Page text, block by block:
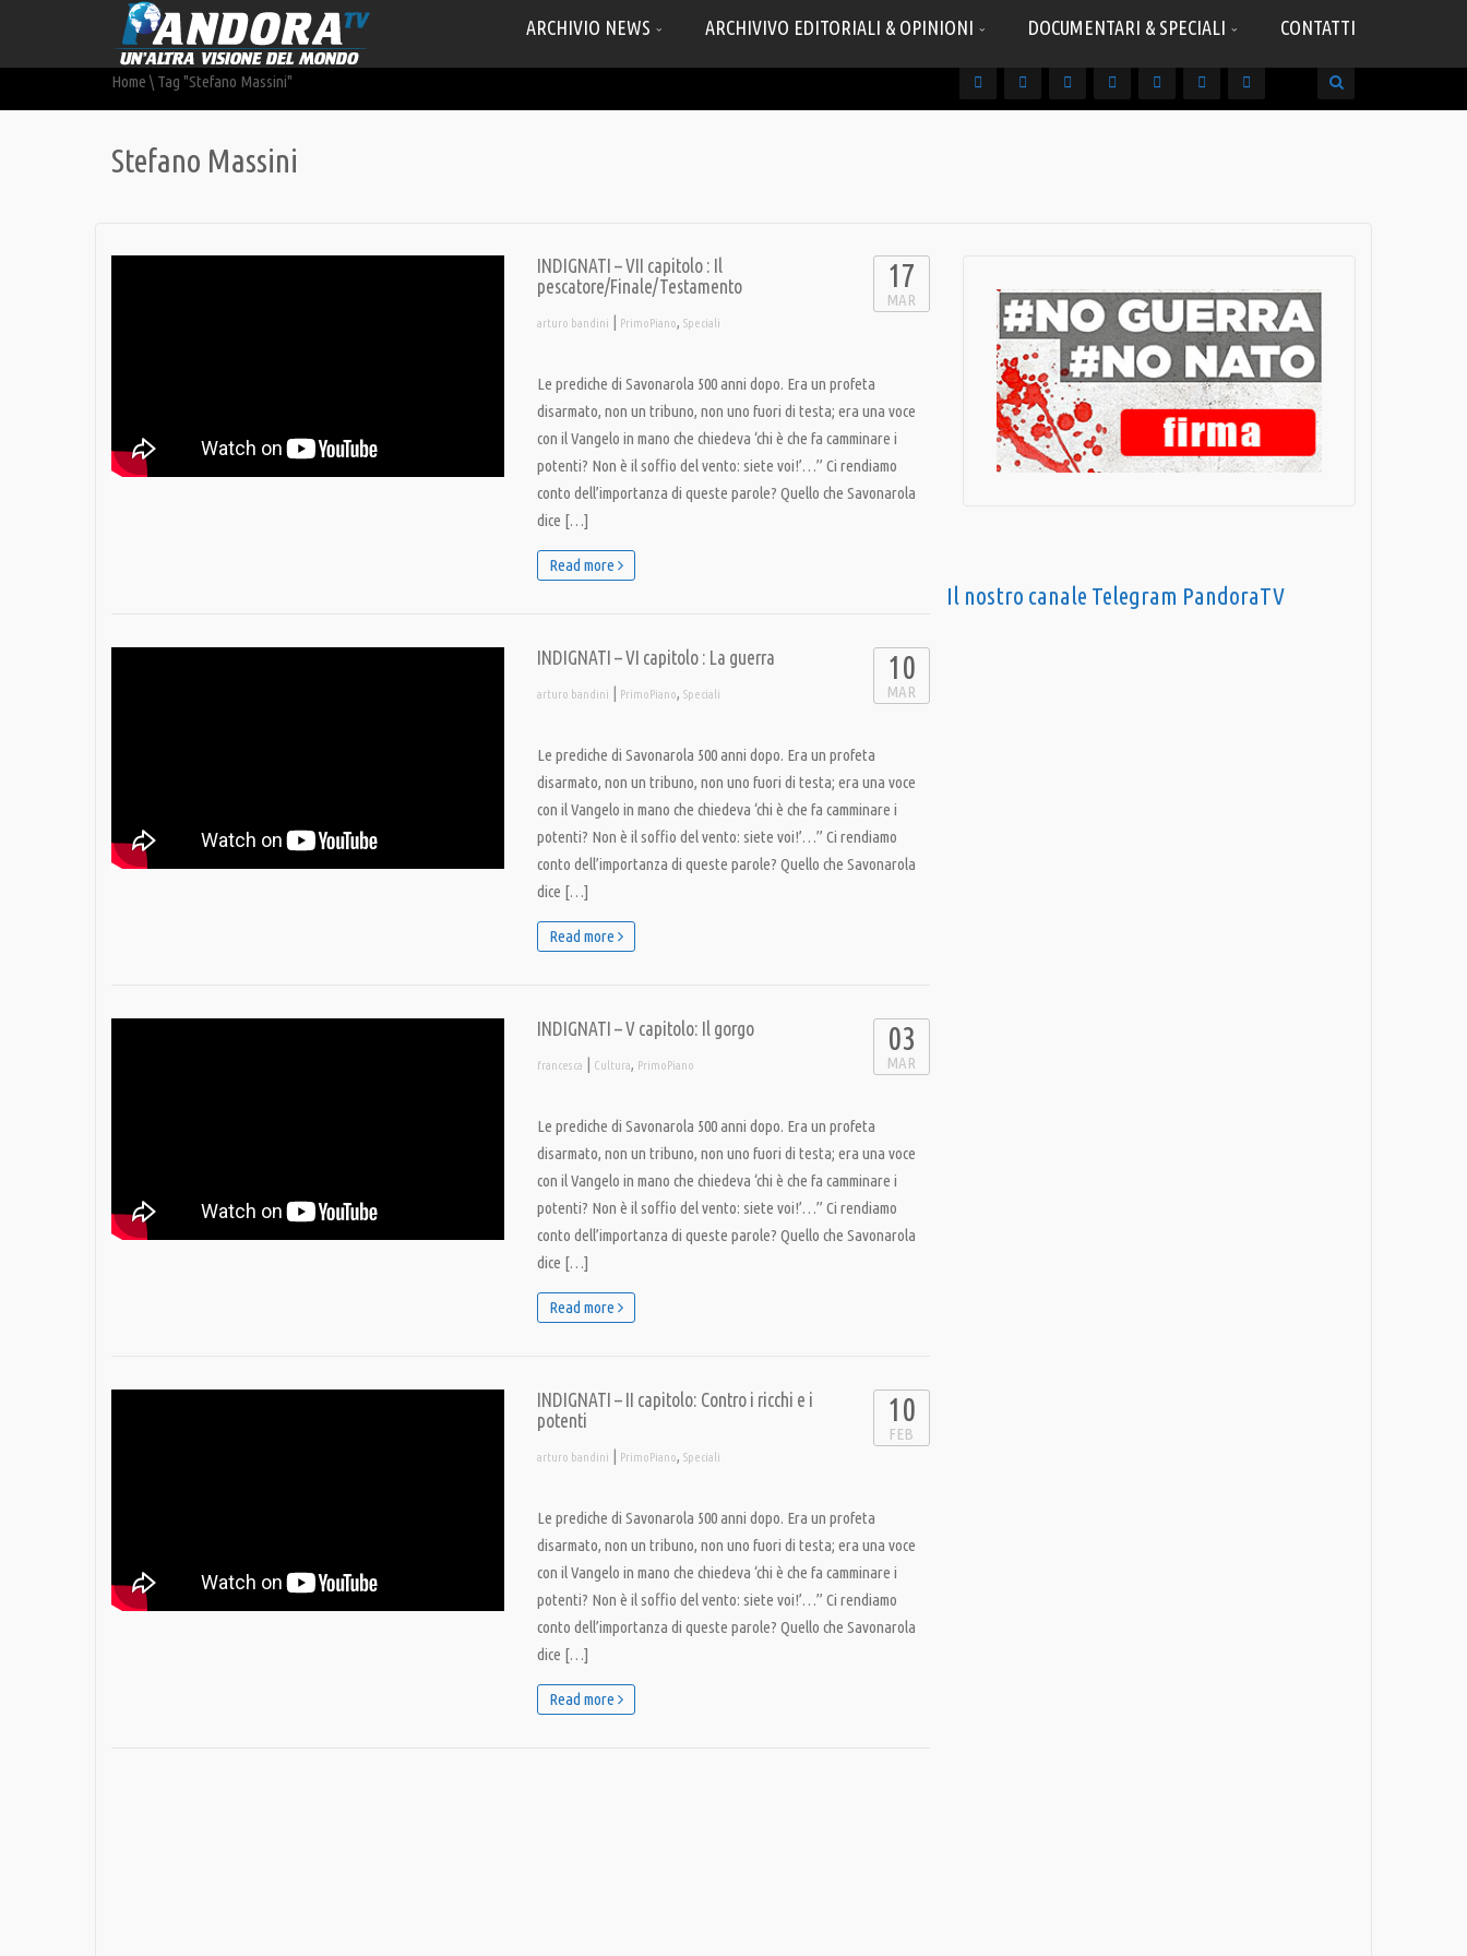
ARCHIVIO NEWS ARCHIVIVO EDITORIALI & OPINIONI DOCUMENTARI & SPECIALI CONTATTI
Home \ Tag "Stefano Massini"
Stefano Massini
INDIGNATI – VII capitolo : Il
pescatore/Finale/Testamento
arturo bandini | PrimoPiano, Speciali
17
MAR
Le prediche di Savonarola 500 anni dopo. Era un profeta
disarmato, non un tribuno, non uno fuori di testa; era una voce
con il Vangelo in mano che chiedeva ‘chi è che fa camminare i
potenti? Non è il soffio del vento: siete voi!’…” Ci rendiamo
conto dell’importanza di queste parole? Quello che Savonarola
dice […]
Read more
INDIGNATI – VI capitolo : La guerra
arturo bandini | PrimoPiano, Speciali
10
MAR
Le prediche di Savonarola 500 anni dopo. Era un profeta
disarmato, non un tribuno, non uno fuori di testa; era una voce
con il Vangelo in mano che chiedeva ‘chi è che fa camminare i
potenti? Non è il soffio del vento: siete voi!’…” Ci rendiamo
conto dell’importanza di queste parole? Quello che Savonarola
dice […]
Read more
INDIGNATI – V capitolo: Il gorgo
francesca | Cultura, PrimoPiano
03
MAR
Le prediche di Savonarola 500 anni dopo. Era un profeta
disarmato, non un tribuno, non uno fuori di testa; era una voce
con il Vangelo in mano che chiedeva ‘chi è che fa camminare i
potenti? Non è il soffio del vento: siete voi!’…” Ci rendiamo
conto dell’importanza di queste parole? Quello che Savonarola
dice […]
Read more
INDIGNATI – II capitolo: Contro i ricchi e i
potenti
arturo bandini | PrimoPiano, Speciali
10
FEB
Le prediche di Savonarola 500 anni dopo. Era un profeta
disarmato, non un tribuno, non uno fuori di testa; era una voce
con il Vangelo in mano che chiedeva ‘chi è che fa camminare i
potenti? Non è il soffio del vento: siete voi!’…” Ci rendiamo
conto dell’importanza di queste parole? Quello che Savonarola
dice […]
Read more
Il nostro canale Telegram PandoraTV